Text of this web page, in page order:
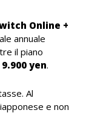
Online +
annuale
il piano
yen.
Al
e non